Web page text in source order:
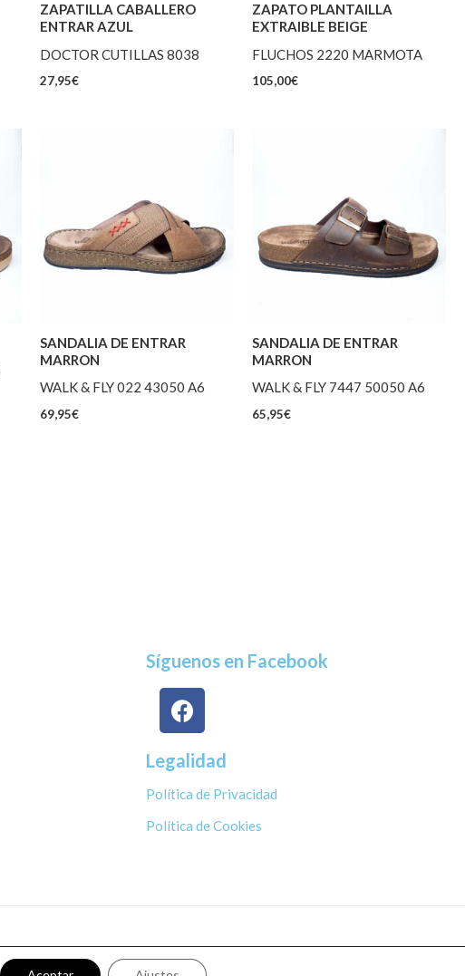
ZAPATILLA CABALLERO
ENTRAR AZUL
DOCTOR CUTILLAS 8038
27,95€
ZAPATO PLANTAILLA
EXTRAIBLE BEIGE
FLUCHOS 2220 MARMOTA
105,00€
SANDALIA DE ENTRAR
MARRON
WALK & FLY 022 43050 A6
69,95€
SANDALIA DE ENTRAR
MARRON
WALK & FLY 7447 50050 A6
65,95€
Síguenos en Facebook
Legalidad
Política de Privacidad
Política de Cookies